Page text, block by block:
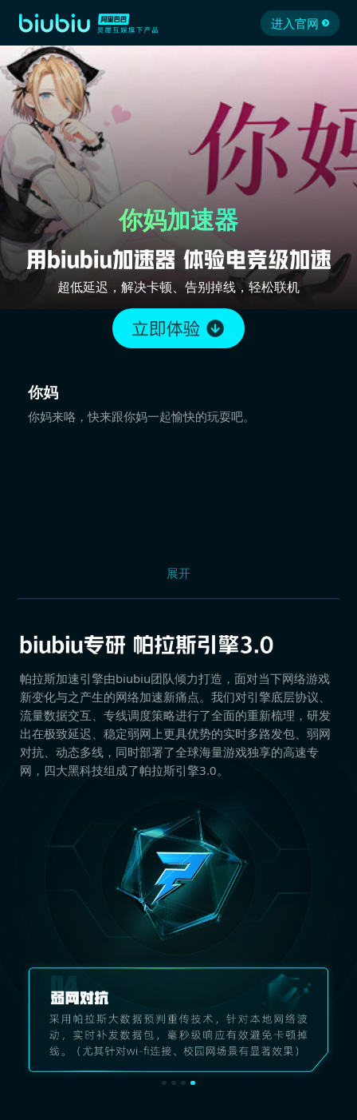
进入官网
你妈加速器
超低延迟，解决卡顿、告别掉线，轻松联机
你妈
你妈来咯，快来跟你妈一起愉快的玩耍吧。
展开
帕拉斯加速引擎由biubiu团队倾力打造，面对当下网络游戏
新变化与之产生的网络加速新痛点。我们对引擎底层协议、
流量数据交互、专线调度策略进行了全面的重新梳理，研发
出在极致延迟、稳定弱网上更具优势的实时多路发包、弱网
对抗、动态多线，同时部署了全球海量游戏独享的高速专
网，四大黑科技组成了帕拉斯引擎3.0。